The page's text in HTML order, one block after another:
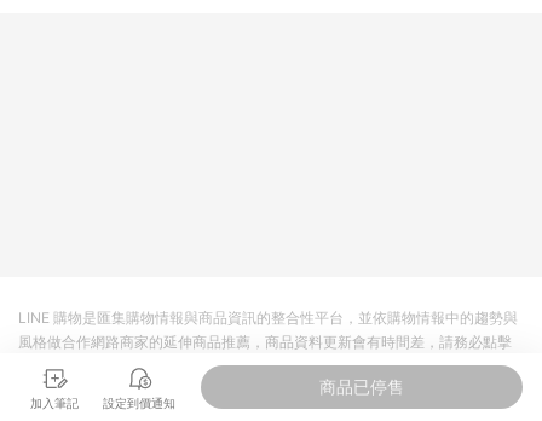
加入筆記 設定到價通知
商品已停售
LINE 購物是匯集購物情報與商品資訊的整合性平台，並依購物情報中的趨勢與
風格做合作網路商家的延伸商品推薦，商品資料更新會有時間差，請務必點擊
商品至各合作網路商家，確認現售價與購物條件，一切資訊以合作廠商網頁為
準。